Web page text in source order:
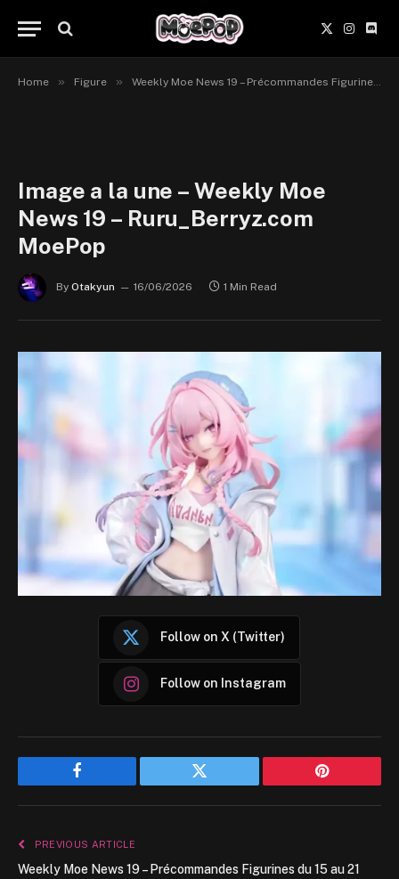
X
(Twitter)
Home » Figure » Weekly Moe News 19 – Précommandes Figurines du 15 au 21 juin 2026
Image a la une – Weekly Moe
News 19 – Ruru_Berryz.com
MoePop
By Otakyun 16/06/2026 1 Min Read
Follow on X (Twitter)
Follow on Instagram
Facebook Twitter Pinterest
PREVIOUS ARTICLE
Weekly Moe News 19 – Précommandes Figurines du 15 au 21